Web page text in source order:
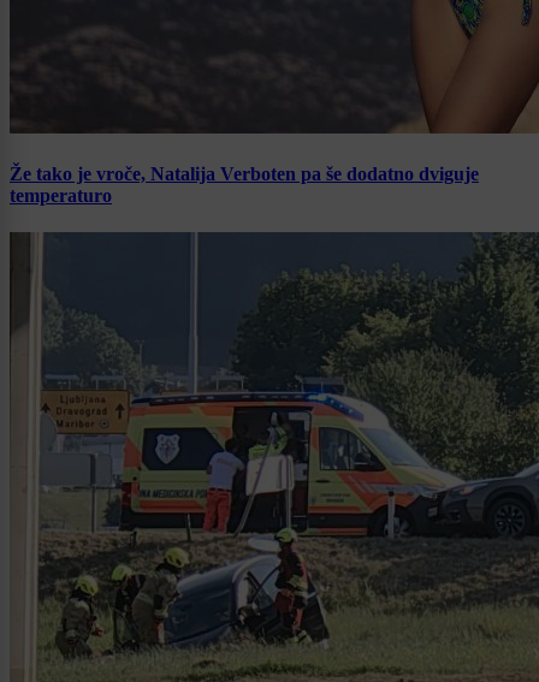
Že tako je vroče, Natalija Verboten pa še dodatno dviguje
temperaturo